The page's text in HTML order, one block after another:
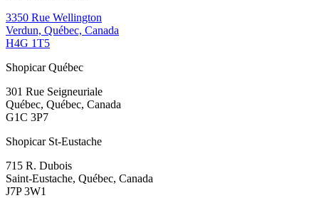
3350 Rue Wellington
Verdun, Québec, Canada
H4G 1T5
Shopicar Québec
301 Rue Seigneuriale
Québec, Québec, Canada
G1C 3P7
Shopicar St-Eustache
715 R. Dubois
Saint-Eustache, Québec, Canada
J7P 3W1